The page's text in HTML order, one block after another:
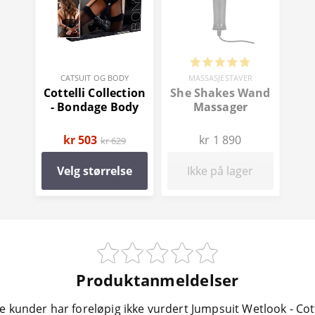
CATSUIT OG BODY
Cottelli Collection
- Bondage Body
kr 503 kr 629
Velg størrelse
MASSASJESTAVER
She Shakes Wand
Massager
kr 1 890
Ikke på lager
Produktanmeldelser
kunder har foreløpig ikke vurdert Jumpsuit Wetlook -